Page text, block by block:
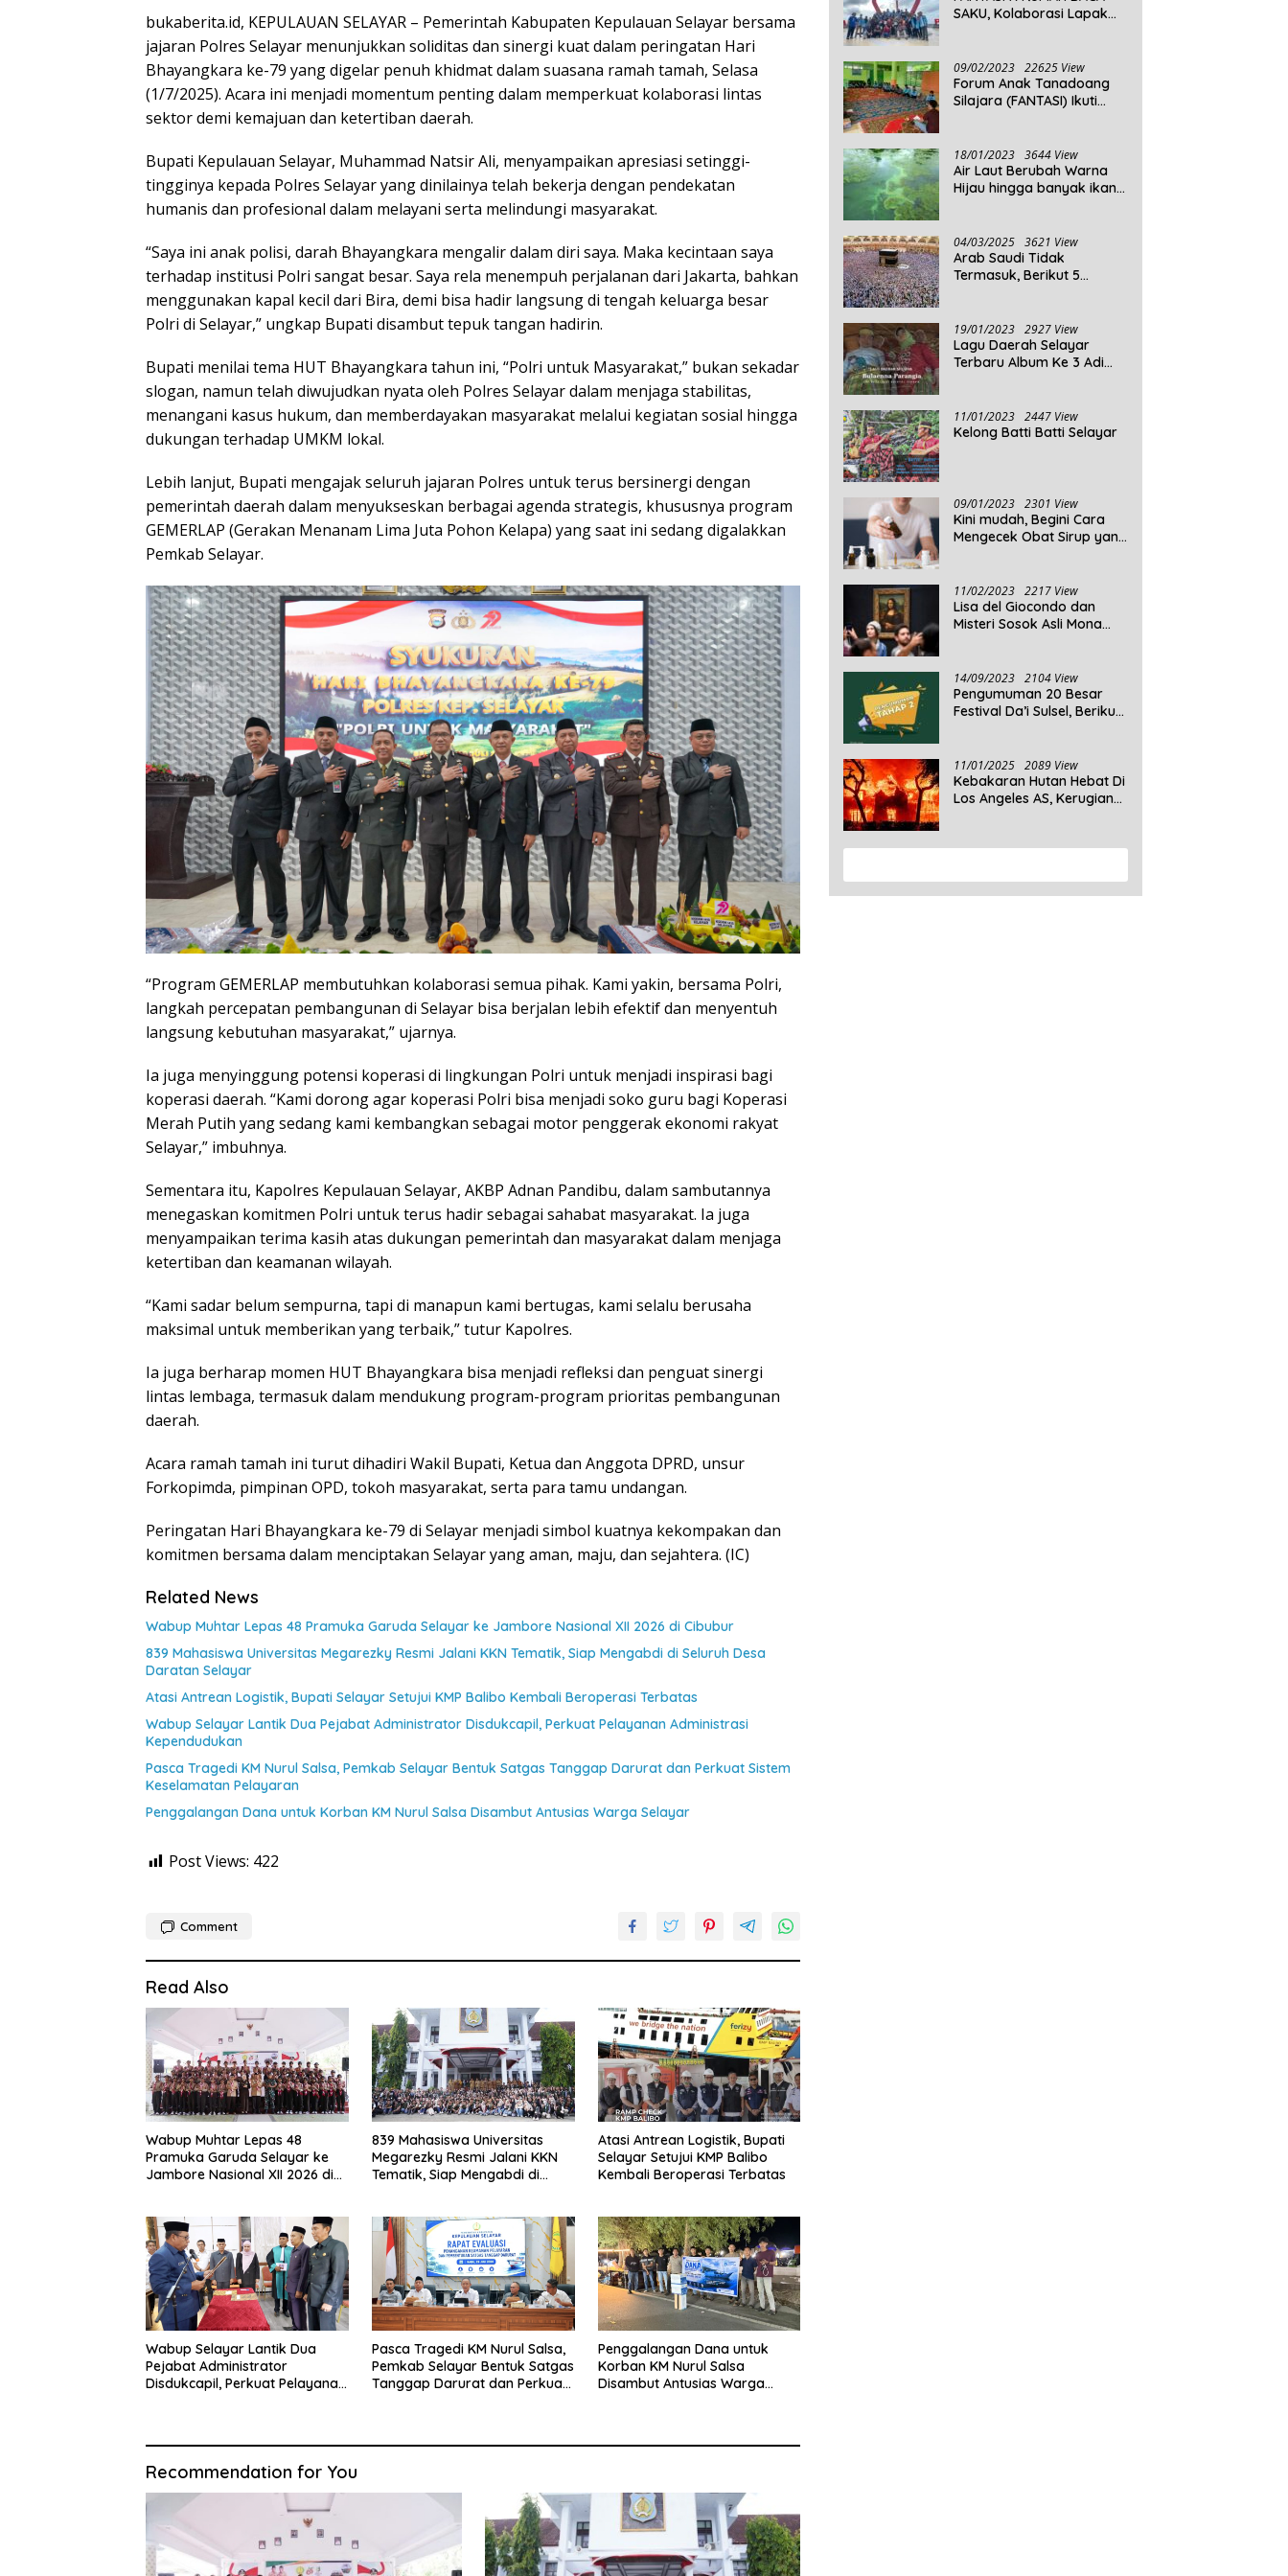
bukaberita.id, KEPULAUAN SELAYAR – Pemerintah Kabupaten Kepulauan Selayar bersama
jajaran Polres Selayar menunjukkan soliditas dan sinergi kuat dalam peringatan Hari
Bhayangkara ke-79 yang digelar penuh khidmat dalam suasana ramah tamah, Selasa
(1/7/2025). Acara ini menjadi momentum penting dalam memperkuat kolaborasi lintas
sektor demi kemajuan dan ketertiban daerah.
Bupati Kepulauan Selayar, Muhammad Natsir Ali, menyampaikan apresiasi setinggi-
tingginya kepada Polres Selayar yang dinilainya telah bekerja dengan pendekatan
humanis dan profesional dalam melayani serta melindungi masyarakat.
“Saya ini anak polisi, darah Bhayangkara mengalir dalam diri saya. Maka kecintaan saya
terhadap institusi Polri sangat besar. Saya rela menempuh perjalanan dari Jakarta, bahkan
menggunakan kapal kecil dari Bira, demi bisa hadir langsung di tengah keluarga besar
Polri di Selayar,” ungkap Bupati disambut tepuk tangan hadirin.
Bupati menilai tema HUT Bhayangkara tahun ini, “Polri untuk Masyarakat,” bukan sekadar
slogan, namun telah diwujudkan nyata oleh Polres Selayar dalam menjaga stabilitas,
menangani kasus hukum, dan memberdayakan masyarakat melalui kegiatan sosial hingga
dukungan terhadap UMKM lokal.
Lebih lanjut, Bupati mengajak seluruh jajaran Polres untuk terus bersinergi dengan
pemerintah daerah dalam menyukseskan berbagai agenda strategis, khususnya program
GEMERLAP (Gerakan Menanam Lima Juta Pohon Kelapa) yang saat ini sedang digalakkan
Pemkab Selayar.
“Program GEMERLAP membutuhkan kolaborasi semua pihak. Kami yakin, bersama Polri,
langkah percepatan pembangunan di Selayar bisa berjalan lebih efektif dan menyentuh
langsung kebutuhan masyarakat,” ujarnya.
Ia juga menyinggung potensi koperasi di lingkungan Polri untuk menjadi inspirasi bagi
koperasi daerah. “Kami dorong agar koperasi Polri bisa menjadi soko guru bagi Koperasi
Merah Putih yang sedang kami kembangkan sebagai motor penggerak ekonomi rakyat
Selayar,” imbuhnya.
Sementara itu, Kapolres Kepulauan Selayar, AKBP Adnan Pandibu, dalam sambutannya
menegaskan komitmen Polri untuk terus hadir sebagai sahabat masyarakat. Ia juga
menyampaikan terima kasih atas dukungan pemerintah dan masyarakat dalam menjaga
ketertiban dan keamanan wilayah.
“Kami sadar belum sempurna, tapi di manapun kami bertugas, kami selalu berusaha
maksimal untuk memberikan yang terbaik,” tutur Kapolres.
Ia juga berharap momen HUT Bhayangkara bisa menjadi refleksi dan penguat sinergi
lintas lembaga, termasuk dalam mendukung program-program prioritas pembangunan
daerah.
Acara ramah tamah ini turut dihadiri Wakil Bupati, Ketua dan Anggota DPRD, unsur
Forkopimda, pimpinan OPD, tokoh masyarakat, serta para tamu undangan.
Peringatan Hari Bhayangkara ke-79 di Selayar menjadi simbol kuatnya kekompakan dan
komitmen bersama dalam menciptakan Selayar yang aman, maju, dan sejahtera. (IC)
Related News
Wabup Muhtar Lepas 48 Pramuka Garuda Selayar ke Jambore Nasional XII 2026 di Cibubur
839 Mahasiswa Universitas Megarezky Resmi Jalani KKN Tematik, Siap Mengabdi di Seluruh Desa
Daratan Selayar
Atasi Antrean Logistik, Bupati Selayar Setujui KMP Balibo Kembali Beroperasi Terbatas
Wabup Selayar Lantik Dua Pejabat Administrator Disdukcapil, Perkuat Pelayanan Administrasi
Kependudukan
Pasca Tragedi KM Nurul Salsa, Pemkab Selayar Bentuk Satgas Tanggap Darurat dan Perkuat Sistem
Keselamatan Pelayaran
Penggalangan Dana untuk Korban KM Nurul Salsa Disambut Antusias Warga Selayar
Post Views: 422
Comment
Read Also
Wabup Muhtar Lepas 48
Pramuka Garuda Selayar ke
Jambore Nasional XII 2026 di
839 Mahasiswa Universitas
Megarezky Resmi Jalani KKN
Tematik, Siap Mengabdi di
Atasi Antrean Logistik, Bupati
Selayar Setujui KMP Balibo
Kembali Beroperasi Terbatas
Wabup Selayar Lantik Dua
Pejabat Administrator
Disdukcapil, Perkuat Pelayanan
Pasca Tragedi KM Nurul Salsa,
Pemkab Selayar Bentuk Satgas
Tanggap Darurat dan Perkuat
Penggalangan Dana untuk
Korban KM Nurul Salsa
Disambut Antusias Warga
Recommendation for You
SAKU, Kolaborasi Lapak
09/02/2023 22625 View
Forum Anak Tanadoang
Silajara (FANTASI) Ikuti
18/01/2023 3644 View
Air Laut Berubah Warna
Hijau hingga banyak ikan
04/03/2025 3621 View
Arab Saudi Tidak
Termasuk, Berikut 5
Dunia Tahun 2025
19/01/2023 2927 View
Lagu Daerah Selayar
Terbaru Album Ke 3 Adi
11/01/2023 2447 View
Kelong Batti Batti Selayar
09/01/2023 2301 View
Kini mudah, Begini Cara
Mengecek Obat Sirup yang
Aman Untuk Dikonsumsi
11/02/2023 2217 View
Lisa del Giocondo dan
Misteri Sosok Asli Mona
14/09/2023 2104 View
Pengumuman 20 Besar
Festival Da’i Sulsel, Berikut
11/01/2025 2089 View
Kebakaran Hutan Hebat Di
Los Angeles AS, Kerugian